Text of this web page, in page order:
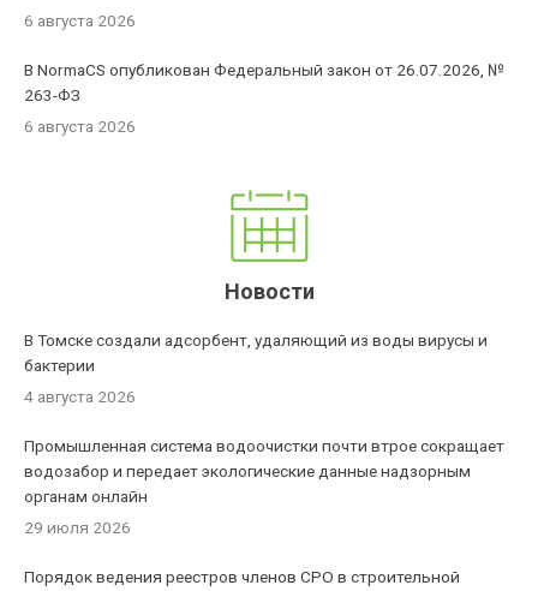
6 августа 2026
В NormaCS опубликован Федеральный закон от 26.07.2026, №
263-ФЗ
6 августа 2026
Новости
В Томске создали адсорбент, удаляющий из воды вирусы и
бактерии
4 августа 2026
Промышленная система водоочистки почти втрое сокращает
водозабор и передает экологические данные надзорным
органам онлайн
29 июля 2026
Порядок ведения реестров членов СРО в строительной